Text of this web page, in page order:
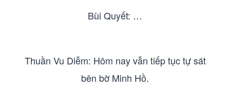
Bùi Quyết: …
Thuần Vu Diễm: Hôm nay vẫn tiếp tục tự sát
bên bờ Minh Hồ.